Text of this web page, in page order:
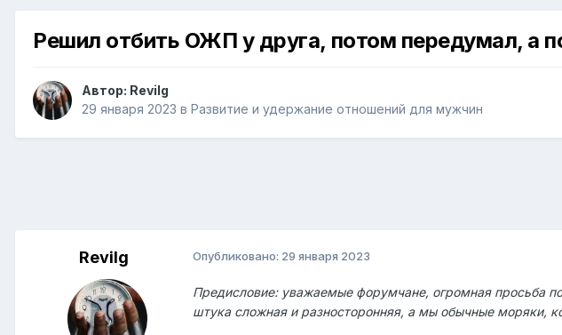
Решил отбить ОЖП у друга, потом передумал, а
Автор: Revilg
29 января 2023 в Pазвитие и удержание отношений для мужчин
Revilg Опубликовано: 29 января 2023
Предисловие: уважаемые форумчане, огромная просьба
штука сложная и разносторонняя, а мы обычные моряки,